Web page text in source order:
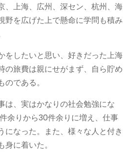
、上海、広州、深セン、杭州、海
野を広げた上で懸命に学問も積み
をしたいと思い、好きだった上海
の旅費は親にせがまず、自ら貯め
である。
は、実はかなりの社会勉強にな
余りから30件余りに増え、仕事
になった。また、様々な人と付き
に着いた。